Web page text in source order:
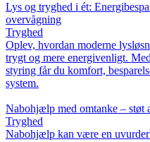
Lys og tryghed i ét:
overvågning
Tryghed
Oplev, hvordan moderne
trygt og mere energivenligt.
styring får du komfort,
system.
Nabohjælp med omtanke – støt
Tryghed
Nabohjælp kan være en